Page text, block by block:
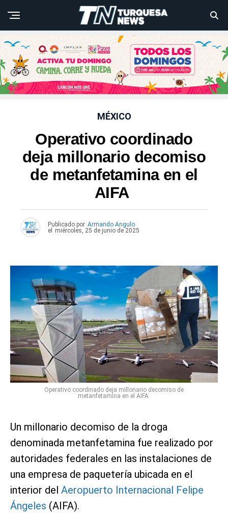
MÉXICO
Operativo coordinado
deja millonario decomiso
de metanfetamina en el
AIFA
Publicado por Armando Angulo
el
miércoles, 25 de junio de 2025
Operativo coordinado deja millonario decomiso de
metanfetamina en el AIFA
Un millonario decomiso de la droga
denominada metanfetamina fue realizado por
autoridades federales en las instalaciones de
una empresa de paquetería ubicada en el
interior del Aeropuerto Internacional Felipe
Ángeles (AIFA).